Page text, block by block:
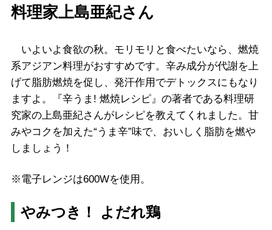
料理家上島亜紀さん
いよいよ食欲の秋。モリモリと食べたいなら、燃焼
系アジアン料理がおすすめです。辛み成分が代謝を上
げて脂肪燃焼を促し、発汗作用でデトックスにもなり
ますよ。『辛うま! 燃焼レシピ』の著者である料理研
究家の上島亜紀さんがレシピを教えてくれました。甘
みやコクを加えた“うま辛”味で、おいしく脂肪を燃や
しましょう！
※電子レンジは600Wを使用。
やみつき！ よだれ鶏